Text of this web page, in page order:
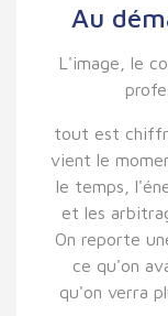
Au
L'image, le
tout est
vient le
le temps,
et les
On reporte
ce qu'on
qu'on verra